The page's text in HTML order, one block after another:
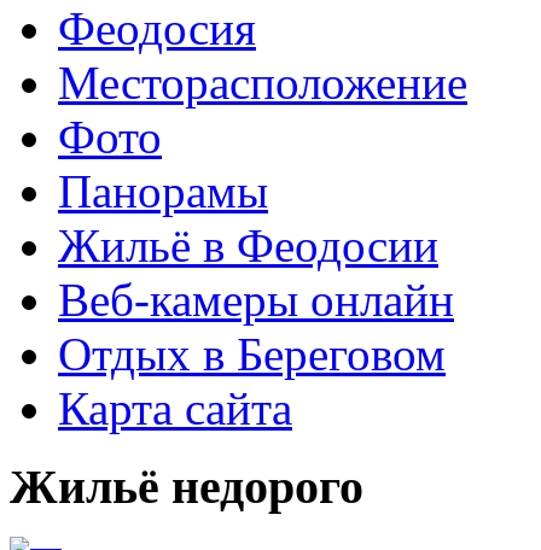
Феодосия
Месторасположение
Фото
Панорамы
Жильё в Феодосии
Веб-камеры онлайн
Отдых в Береговом
Карта сайта
Жильё недорого